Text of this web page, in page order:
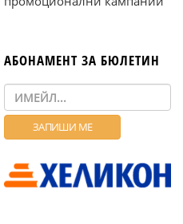
АБОНАМЕНТ ЗА БЮЛЕТИН